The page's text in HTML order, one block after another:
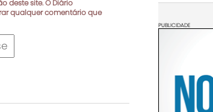
deste site. O Diário
qualquer comentário que
PUBLICIDADE